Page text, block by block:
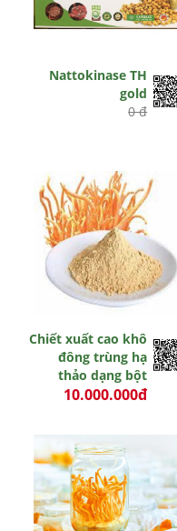
Nattokinase TH
gold
0 đ
Chiết xuất cao khô
đông trùng hạ
thảo dạng bột
10.000.000đ